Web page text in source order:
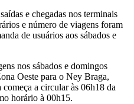
e chegadas nos terminais
e número de viagens foram
de usuários aos sábados e
nos sábados e domingos
Oeste para o Ney Braga,
a circular às 06h18 da
horário à 00h15.